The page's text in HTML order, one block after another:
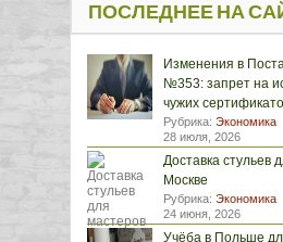
ПОСЛЕДНЕЕ НА
Изменения в
№353: запрет на
чужих
Рубрика: Экономика
28 июля, 2026
Доставка стульев
Москве
Рубрика: Экономика
24 июня, 2026
Учёба в Польше